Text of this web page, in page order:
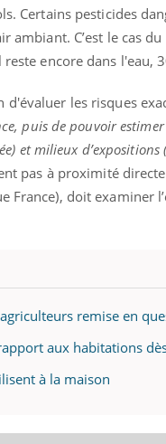
Certains pesticides
ambiant. C’est le cas
encore dans l'eau,
les risques
puis de pouvoir
et milieux
pas à proximité
France), doit examiner
remise en
aux habitations
à la maison